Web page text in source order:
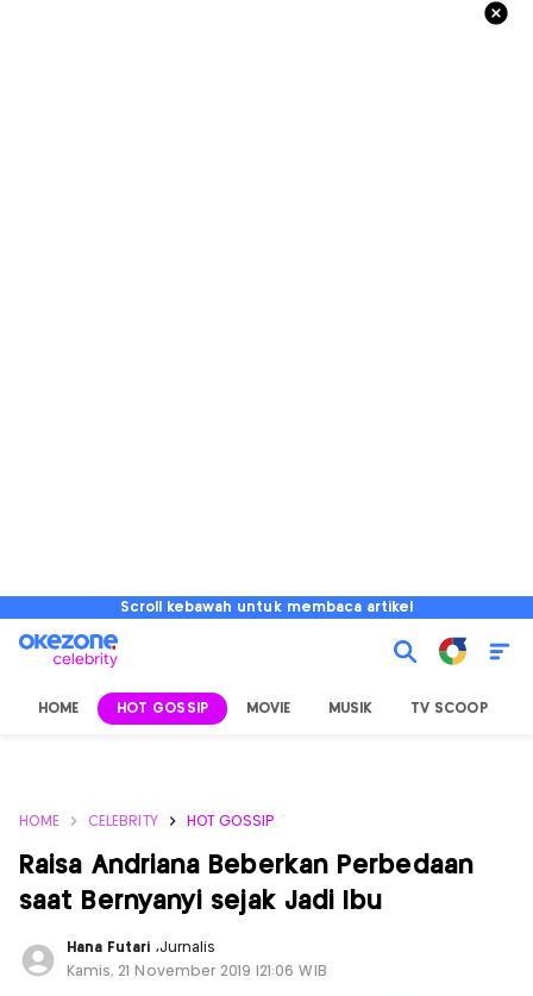
Scroll kebawah untuk membaca artikel
HOME HOT GOSSIP MOVIE MUSIK TV SCOOP
HOME CELEBRITY HOT GOSSIP
Raisa Andriana Beberkan Perbedaan
saat Bernyanyi sejak Jadi Ibu
Hana Futari ,Jurnalis
Kamis, 21 November 2019 |21:06 WIB